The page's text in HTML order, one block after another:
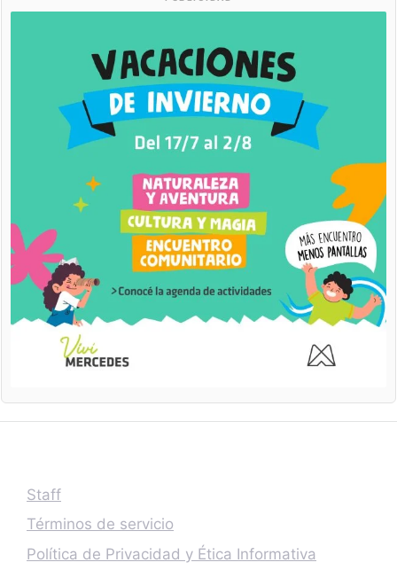
Staff
Términos de servicio
Política de Privacidad y Ética Informativa